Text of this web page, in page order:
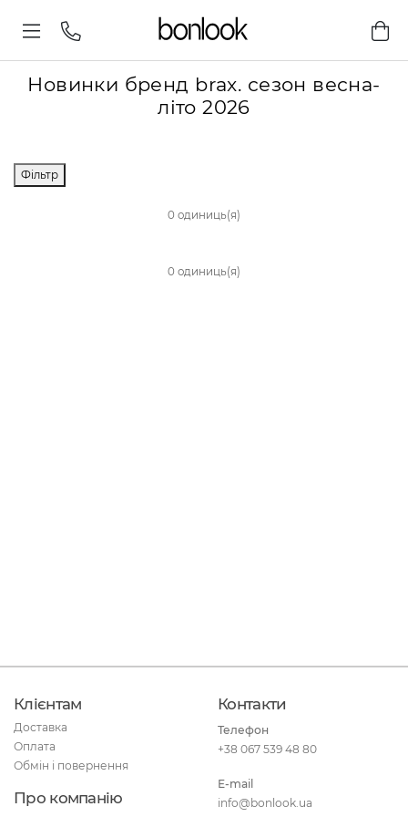
Новинки бренд brax. сезон весна-
літо 2026
Фільтр
0 одиниць(я)
0 одиниць(я)
Клієнтам
Доставка
Оплата
Обмін і повернення
Про компанію
Контакти
Телефон
+38 067 539 48 80
E-mail
info@bonlook.ua